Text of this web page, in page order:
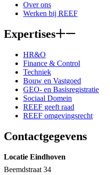
Over ons
Werken bij REEF
Expertises
HR&O
Finance & Control
Techniek
Bouw en Vastgoed
GEO- en Basisregistratie
Sociaal Domein
REEF geeft raad
REEF omgevingsrecht
Contactgegevens
Locatie Eindhoven
Beemdstraat 34